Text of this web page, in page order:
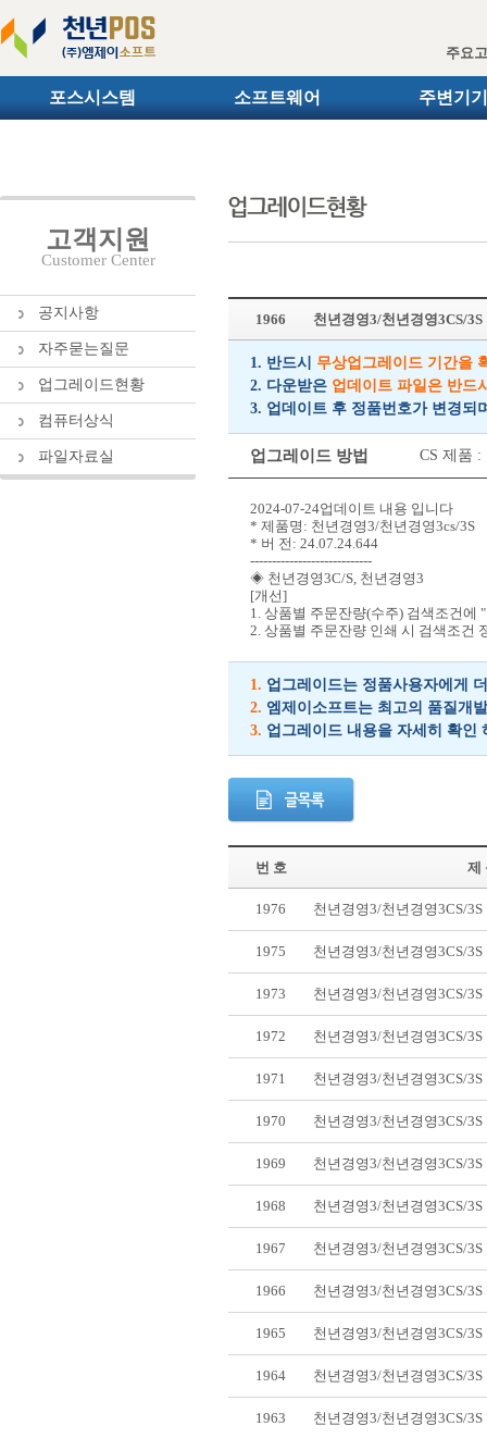
주요
포스시스템 소프트웨어 주변기기
고객지원
Customer Center
공지사항
자주묻는질문
업그레이드현황
컴퓨터상식
파일자료실
1966 천년경영3/천년경영3CS/
1. 반드시 무상업그레이드 기간을
2. 다운받은 업데이트 파일은 반드
3. 업데이트 후 정품번호가 변경되
업그레이드 방법 CS 제품
2024-07-24업데이트 내용 입니다
* 제품명: 천년경영3/천년경영3cs/3S
* 버 전: 24.07.24.644
----------------------------
◈ 천년경영3C/S, 천년경영3
[개선]
1. 상품별 주문잔량(수주) 검색조건에
2. 상품별 주문잔량 인쇄 시 검색조건
1. 업그레이드는 정품사용자에게
2. 엠제이소프트는 최고의 품질개
3. 업그레이드 내용을 자세히 확인
번 호 제
1976 천년경영3/천년경영3CS/
1975 천년경영3/천년경영3CS/
1973 천년경영3/천년경영3CS/
1972 천년경영3/천년경영3CS/
1971 천년경영3/천년경영3CS/
1970 천년경영3/천년경영3CS/
1969 천년경영3/천년경영3CS/
1968 천년경영3/천년경영3CS/
1967 천년경영3/천년경영3CS/
1966 천년경영3/천년경영3CS/
1965 천년경영3/천년경영3CS/
1964 천년경영3/천년경영3CS/
1963 천년경영3/천년경영3CS/